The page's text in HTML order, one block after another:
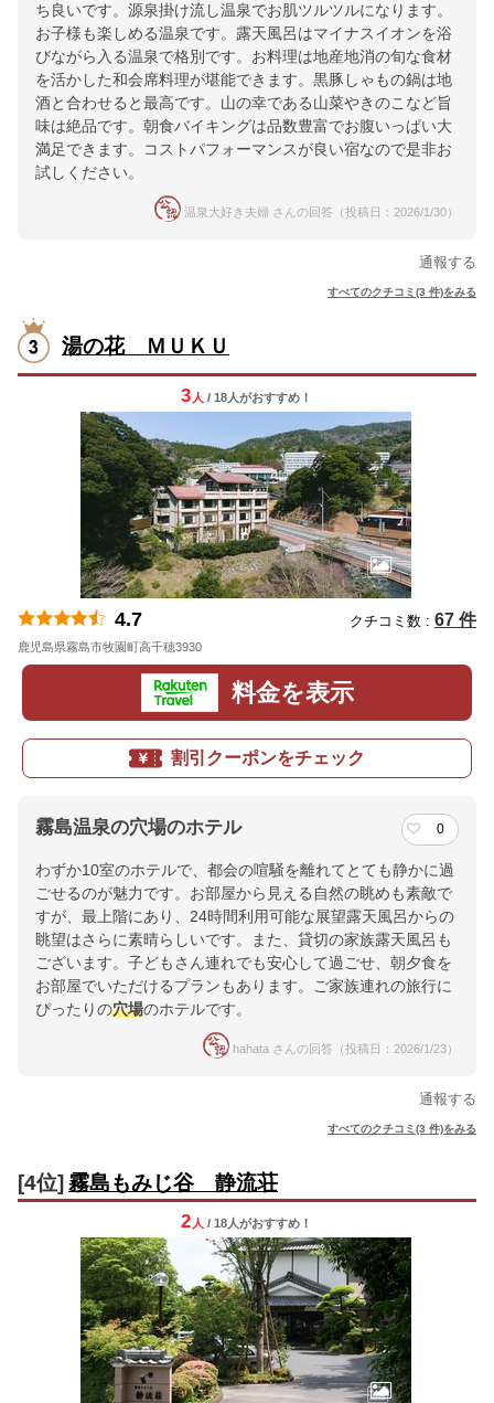
ち良いです。源泉掛け流し温泉でお肌ツルツルになります。
お子様も楽しめる温泉です。露天風呂はマイナスイオンを浴
びながら入る温泉で格別です。お料理は地産地消の旬な食材
を活かした和会席料理が堪能できます。黒豚しゃもの鍋は地
酒と合わせると最高です。山の幸である山菜やきのこなど旨
味は絶品です。朝食バイキングは品数豊富でお腹いっぱい大
満足できます。コストパフォーマンスが良い宿なので是非お
試しください。
温泉大好き夫婦 さんの回答（投稿日：2026/1/30）
通報する
すべてのクチコミ(3 件)をみる
湯の花 ＭＵＫＵ
3 人 / 18人がおすすめ！
4.7 クチコミ数 : 67 件
鹿児島県霧島市牧園町高千穂3930
料金を表示
割引クーポンをチェック
霧島温泉の穴場のホテル 0
わずか10室のホテルで、都会の喧騒を離れてとても静かに過
ごせるのが魅力です。お部屋から見える自然の眺めも素敵で
すが、最上階にあり、24時間利用可能な展望露天風呂からの
眺望はさらに素晴らしいです。また、貸切の家族露天風呂も
ございます。子どもさん連れでも安心して過ごせ、朝夕食を
お部屋でいただけるプランもあります。ご家族連れの旅行に
ぴったりの穴場のホテルです。
hahata さんの回答（投稿日：2026/1/23）
通報する
すべてのクチコミ(3 件)をみる
[4位] 霧島もみじ谷 静流荘
2 人 / 18人がおすすめ！